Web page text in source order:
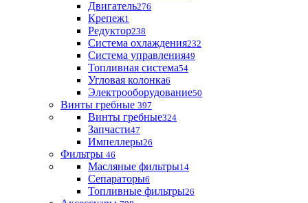
Двигатель276
Крепеж1
Редуктор238
Система охлаждения232
Система управления49
Топливная система54
Угловая колонка6
Электрооборудование50
Винты гребные 397
Винты гребные324
Запчасти47
Импеллеры26
Фильтры 46
Масляные фильтры14
Сепараторы6
Топливные фильтры26